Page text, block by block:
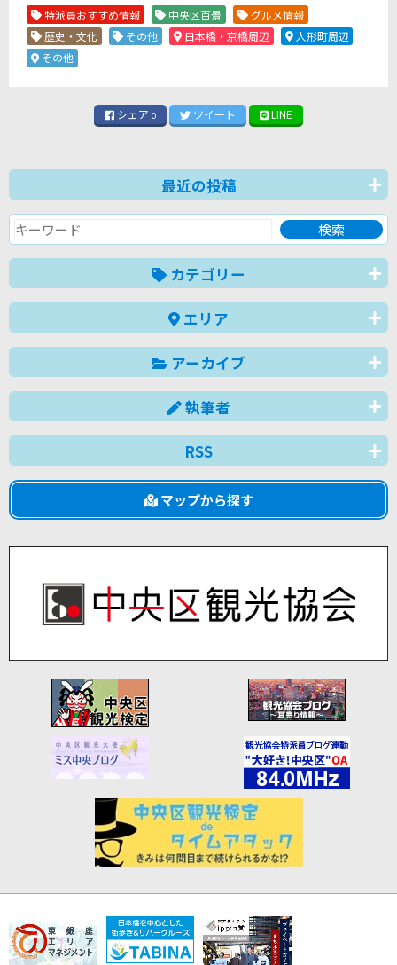
特派員おすすめ情報 中央区百景
グルメ情報
歴史・文化
その他 日本橋・京橋周辺
人形町周辺
その他
シェア 0 ツイート LINE
最近の投稿
カテゴリー
エリア
アーカイブ
執筆者
RSS
マップから探す